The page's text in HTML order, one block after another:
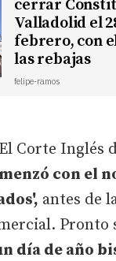
cerrar
Valladolid el
febrero, con
las rebajas
felipe-ramos
Corte Inglés
con el
antes de
día de año